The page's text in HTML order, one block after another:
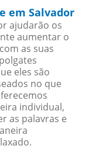
em Salvador
ajudarão os
aumentar o
as suas
eles são
no que
individual,
as palavras e